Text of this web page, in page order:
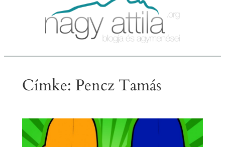
Címke: Pencz Tamás